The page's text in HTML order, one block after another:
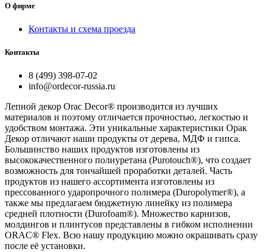
О фирме
Контакты и схема проезда
Контакты
8 (499) 398-07-02
info@ordecor-russia.ru
Лепной декор Orac Decor® производится из лучших
материалов и поэтому отличается прочностью, легкостью и
удобством монтажа. Эти уникальные характеристики Орак
Декор отличают наши продукты от дерева, МДФ и гипса.
Большинство наших продуктов изготовлены из
высококачественного полиуретана (Purotouch®), что создает
возможность для тончайшей проработки деталей. Часть
продуктов из нашего ассортимента изготовлены из
прессованного ударопрочного полимера (Duropolymer®), а
также мы предлагаем бюджетную линейку из полимера
средней плотности (Durofoam®). Множество карнизов,
молдингов и плинтусов представлены в гибком исполнении
ORAC® Flex. Всю нашу продукцию можно окрашивать сразу
после её установки.